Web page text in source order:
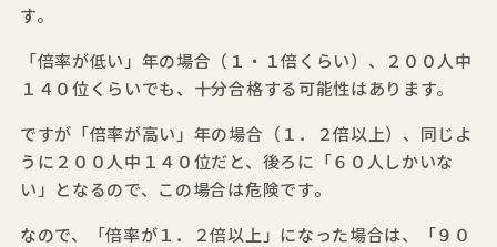
す。
「倍率が低い」年の場合（１・１倍くらい）、２００人中
１４０位くらいでも、十分合格する可能性はあります。
ですが「倍率が高い」年の場合（１．２倍以上）、同じよ
うに２００人中１４０位だと、後ろに「６０人しかいな
い」となるので、この場合は危険です。
なので、「倍率が１．２倍以上」になった場合は、「９０